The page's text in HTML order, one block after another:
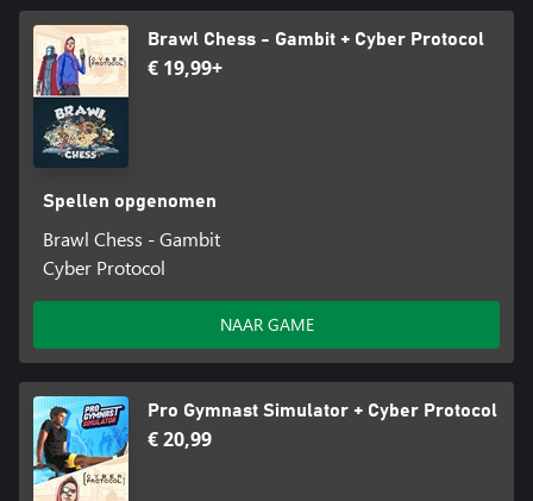
Brawl Chess - Gambit + Cyber Protocol
€ 19,99+
Spellen opgenomen
Brawl Chess - Gambit
Cyber Protocol
NAAR GAME
Pro Gymnast Simulator + Cyber Protocol
€ 20,99